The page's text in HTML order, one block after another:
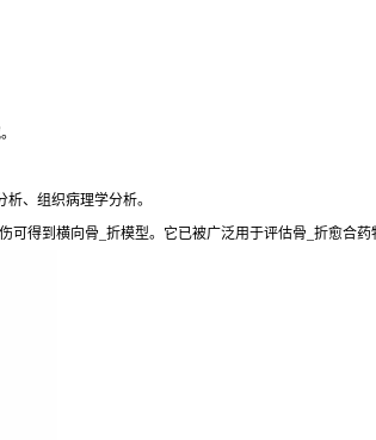
、组织病理学分析。
得到横向骨_折模型。它已被广泛用于评估骨_折愈合药